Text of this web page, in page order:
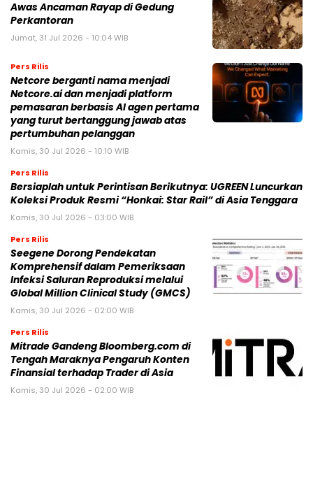
Awas Ancaman Rayap di Gedung
Perkantoran
Jumat, 31 Jul 2026 - 10:04 WIB
Pers Rilis
Netcore berganti nama menjadi
Netcore.ai dan menjadi platform
pemasaran berbasis AI agen pertama
yang turut bertanggung jawab atas
pertumbuhan pelanggan
Kamis, 30 Jul 2026 - 10:10 WIB
Pers Rilis
Bersiaplah untuk Perintisan Berikutnya: UGREEN Luncurkan
Koleksi Produk Resmi “Honkai: Star Rail” di Asia Tenggara
Kamis, 30 Jul 2026 - 03:00 WIB
Pers Rilis
Seegene Dorong Pendekatan
Komprehensif dalam Pemeriksaan
Infeksi Saluran Reproduksi melalui
Global Million Clinical Study (GMCS)
Kamis, 30 Jul 2026 - 02:00 WIB
Pers Rilis
Mitrade Gandeng Bloomberg.com di
Tengah Maraknya Pengaruh Konten
Finansial terhadap Trader di Asia
Kamis, 30 Jul 2026 - 02:00 WIB